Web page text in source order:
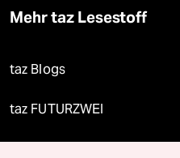
Mehr taz Lesestoff
taz Blogs
taz FUTURZWEI